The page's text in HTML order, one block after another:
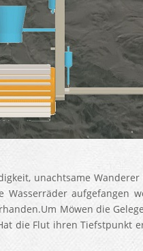
unachtsame Wanderer
Wasserräder aufgefangen
Möwen die
die Flut ihren Tiefstpunkt